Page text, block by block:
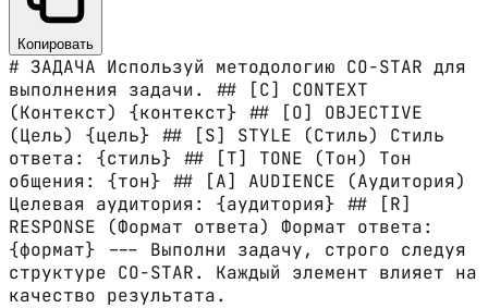
Копировать
# ЗАДАЧА Используй методологию CO-STAR для
выполнения задачи. ## [C] CONTEXT
(Контекст) {контекст} ## [O] OBJECTIVE
(Цель) {цель} ## [S] STYLE (Стиль) Стиль
ответа: {стиль} ## [T] TONE (Тон) Тон
общения: {тон} ## [A] AUDIENCE (Аудитория)
Целевая аудитория: {аудитория} ## [R]
RESPONSE (Формат ответа) Формат ответа:
{формат} --- Выполни задачу, строго следуя
структуре CO-STAR. Каждый элемент влияет на
качество результата.